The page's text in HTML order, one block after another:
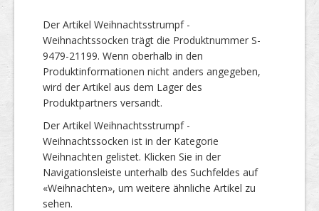
Der Artikel Weihnachtsstrumpf -
Weihnachtssocken trägt die Produktnummer S-
9479-21199. Wenn oberhalb in den
Produktinformationen nicht anders angegeben,
wird der Artikel aus dem Lager des
Produktpartners versandt.
Der Artikel Weihnachtsstrumpf -
Weihnachtssocken ist in der Kategorie
Weihnachten gelistet. Klicken Sie in der
Navigationsleiste unterhalb des Suchfeldes auf
«Weihnachten», um weitere ähnliche Artikel zu
sehen.